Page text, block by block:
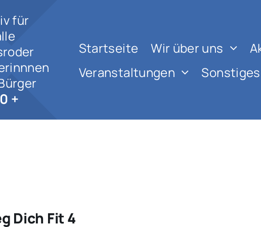
für
+
Startseite Wir über uns
Veranstaltungen
Sonstiges
Dich Fit 4